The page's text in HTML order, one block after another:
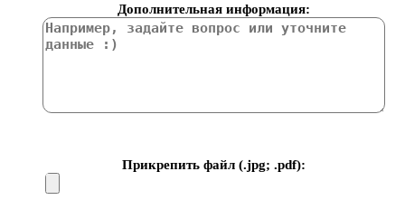
Дополнительная информация:
Прикрепить файл (.jpg; .pdf):